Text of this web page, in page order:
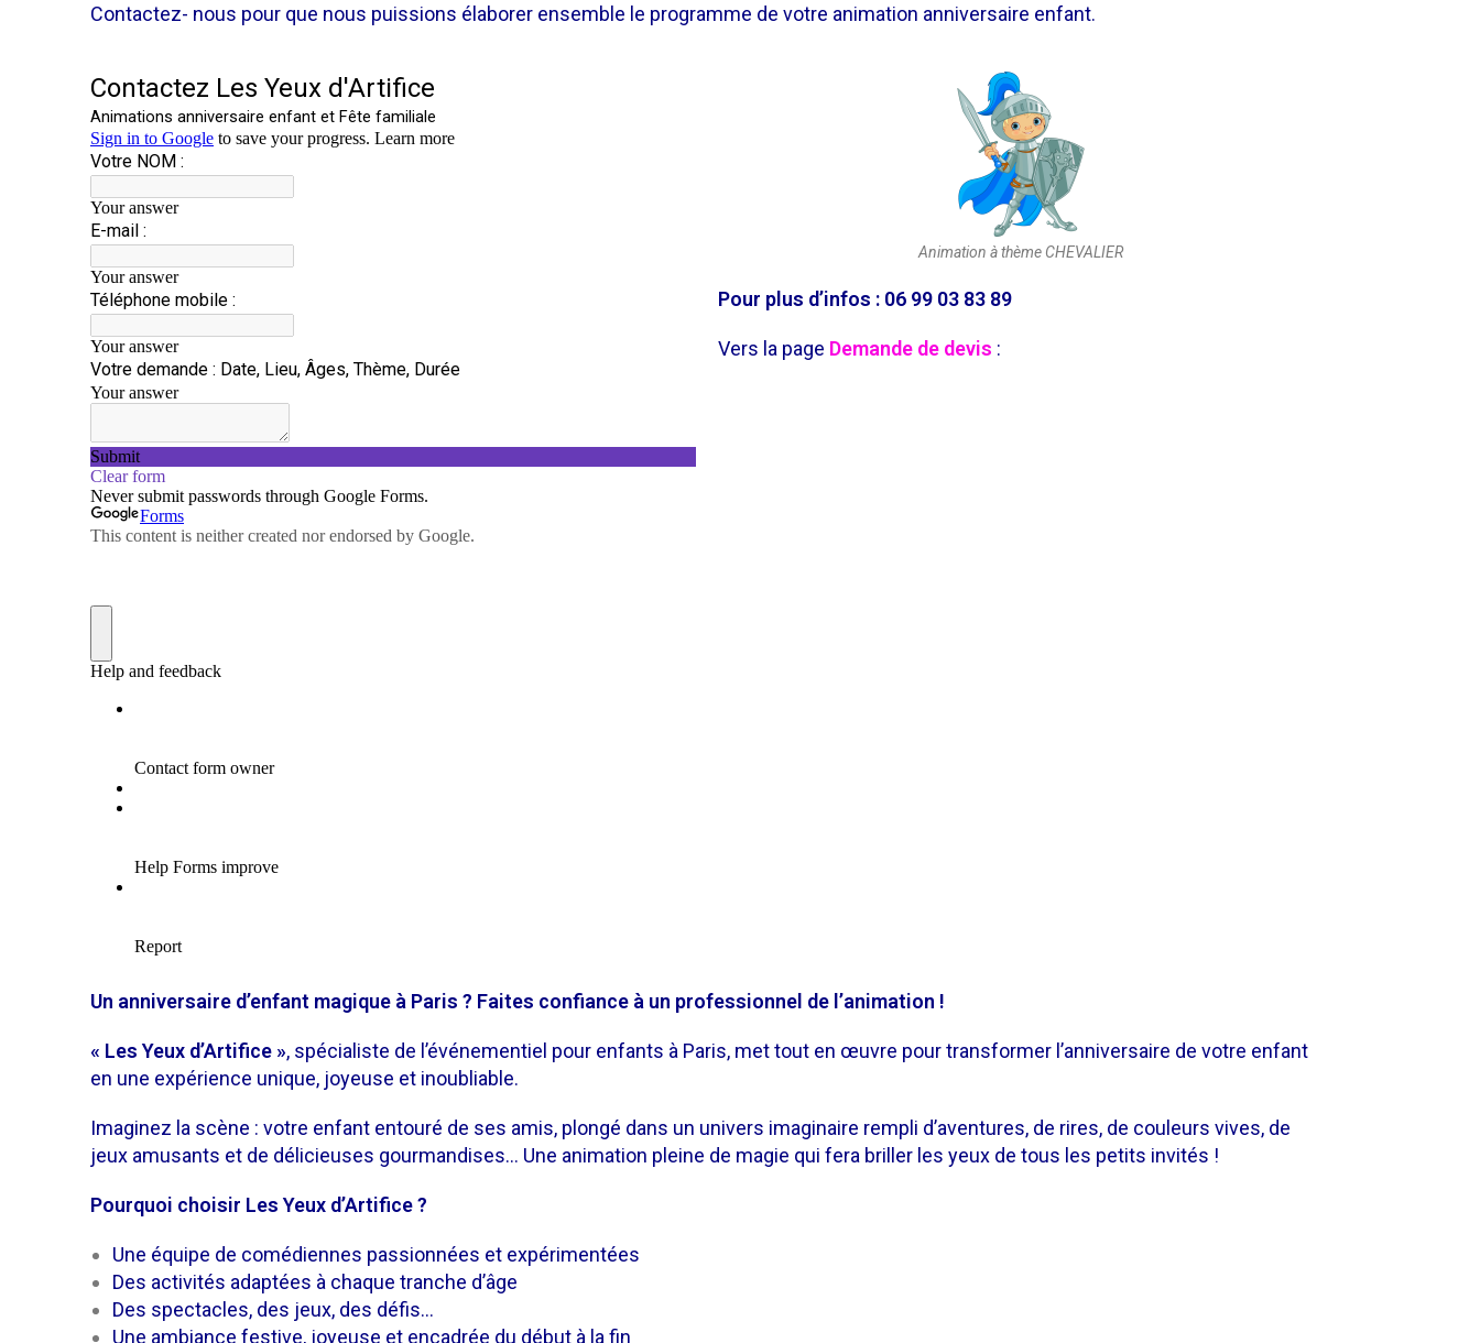
Contactez- nous pour que nous puissions élaborer ensemble le programme de votre animation anniversaire enfant.
Animation à thème CHEVALIER
Pour plus d’infos : 06 99 03 83 89
Vers la page Demande de devis :
Un anniversaire d’enfant magique à Paris ? Faites confiance à un professionnel de l’animation !
« Les Yeux d’Artifice », spécialiste de l’événementiel pour enfants à Paris, met tout en œuvre pour transformer l’anniversaire de votre enfant
en une expérience unique, joyeuse et inoubliable.
Imaginez la scène : votre enfant entouré de ses amis, plongé dans un univers imaginaire rempli d’aventures, de rires, de couleurs vives, de
jeux amusants et de délicieuses gourmandises… Une animation pleine de magie qui fera briller les yeux de tous les petits invités !
Pourquoi choisir Les Yeux d’Artifice ?
Une équipe de comédiennes passionnées et expérimentées
Des activités adaptées à chaque tranche d’âge
Des spectacles, des jeux, des défis…
Une ambiance festive, joyeuse et encadrée du début à la fin